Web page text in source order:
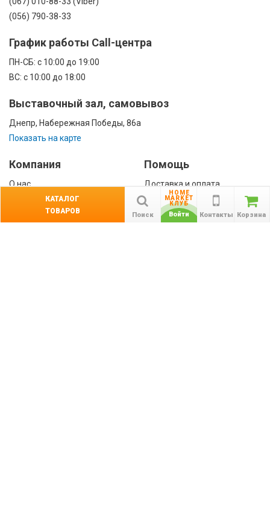
(056) 790-38-33
График работы Call-центра
ПН-CБ: с 10:00 до 19:00
ВС: с 10:00 до 18:00
Выставочный зал, самовывоз
Днепр, Набережная Победы, 86а
Показать на карте
Компания
О нас
Контакты
Сотрудничество
Помощь
Доставка и оплата
Гарантии
Корзина
Контакты
HOME
MARKET
КЛУБ
Войти
Поиск
КАТАЛОГ
ТОВАРОВ